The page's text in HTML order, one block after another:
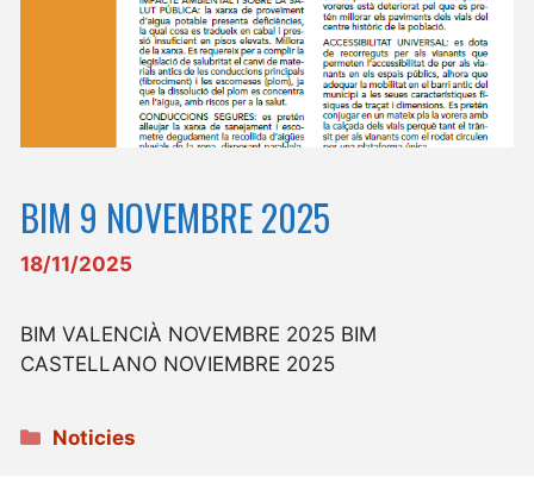
BIM 9 NOVEMBRE 2025
18/11/2025
BIM VALENCIÀ NOVEMBRE 2025 BIM
CASTELLANO NOVIEMBRE 2025
Categories
Noticies